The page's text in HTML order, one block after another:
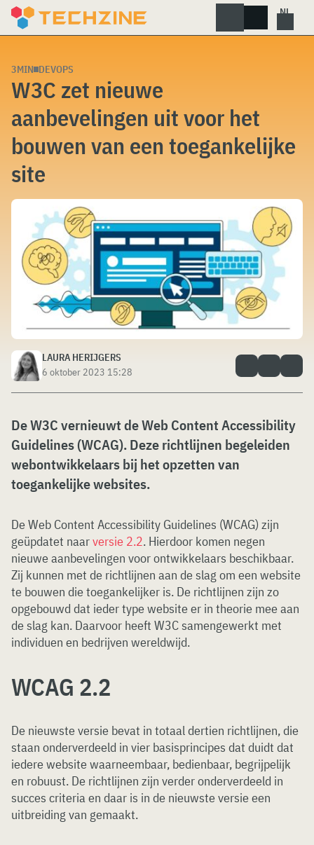
Skip
3MIN DEVOPS
W3C zet nieuwe
aanbevelingen uit voor het
bouwen van een toegankelijke
site
LAURA HERIJGERS
6 oktober 2023 15:28
De W3C vernieuwt de Web Content Accessibility
Guidelines (WCAG). Deze richtlijnen begeleiden
webontwikkelaars bij het opzetten van
toegankelijke websites.
De Web Content Accessibility Guidelines (WCAG) zijn
geüpdatet naarversie 2.2. Hierdoor komen negen
nieuwe aanbevelingen voor ontwikkelaars beschikbaar.
Zij kunnen met de richtlijnen aan de slag om een website
te bouwen die toegankelijker is. De richtlijnen zijn zo
opgebouwd dat ieder type website er in theorie mee aan
de slag kan. Daarvoor heeft W3C samengewerkt met
individuen en bedrijven wereldwijd.
WCAG 2.2
De nieuwste versie bevat in totaal dertien richtlijnen, die
staan onderverdeeld in vier basisprincipes dat duidt dat
iedere website waarneembaar, bedienbaar, begrijpelijk
en robuust. De richtlijnen zijn verder onderverdeeld in
succes criteria en daar is in de nieuwste versie een
uitbreiding van gemaakt.